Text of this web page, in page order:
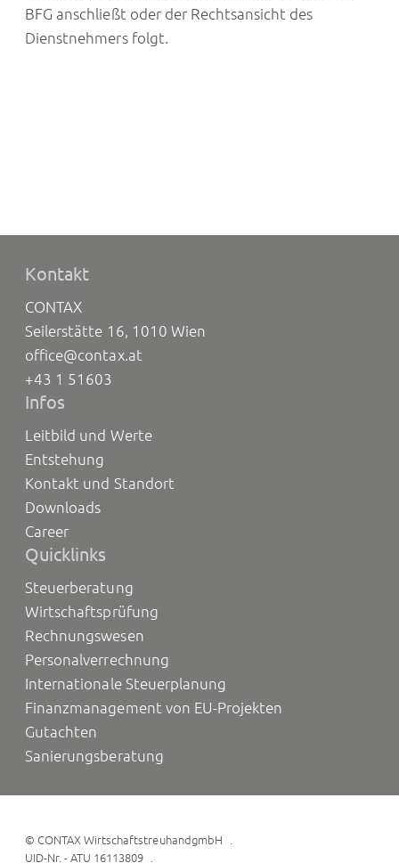
BFG anschließt oder der Rechtsansicht des
Dienstnehmers folgt.
Kontakt
CONTAX
Seilerstätte 16, 1010 Wien
office@contax.at
+43 1 51603
Infos
Leitbild und Werte
Entstehung
Kontakt und Standort
Downloads
Career
Quicklinks
Steuerberatung
Wirtschaftsprüfung
Rechnungswesen
Personalverrechnung
Internationale Steuerplanung
Finanzmanagement von EU-Projekten
Gutachten
Sanierungsberatung
©CONTAX WirtschaftstreuhandgmbH
UID-Nr. - ATU 16113809